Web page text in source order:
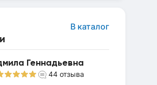
В каталог
Геннадьевна
44 отзыва